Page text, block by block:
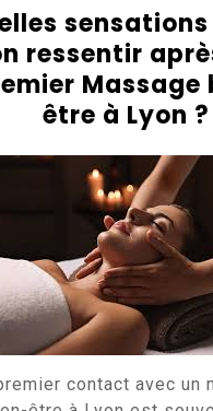
ressentir
Massage
être à Lyon ?
contact avec un